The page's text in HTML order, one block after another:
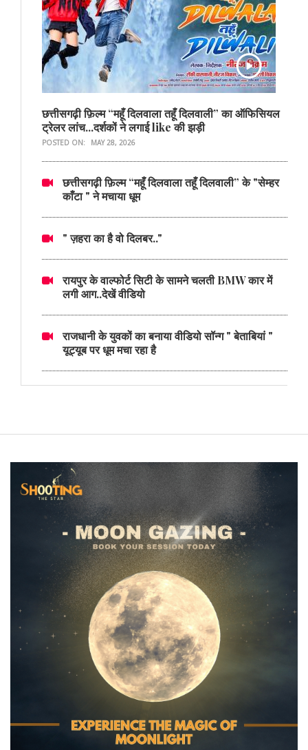
छत्तीसगढ़ी फ़िल्म “महूँ दिलवाला तहूँ दिलवाली” का ऑफिसियल
ट्रेलर लांच...दर्शकों ने लगाई like की झड़ी
POSTED ON: MAY 28, 2026
छत्तीसगढ़ी फ़िल्म “महूँ दिलवाला तहूँ दिलवाली” के "सेम्हर
काँटा " ने मचाया धूम
" ज़हरा का है वो दिलबर.."
रायपुर के वाल्फोर्ट सिटी के सामने चलती BMW कार में
लगी आग..देखें वीडियो
राजधानी के युवकों का बनाया वीडियो सॉन्ग " बेताबियां "
यूट्यूब पर धूम मचा रहा है